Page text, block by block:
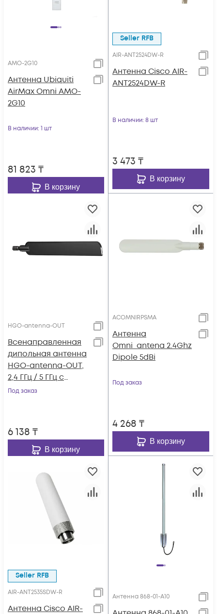
AMO-2G10
Антенна Ubiquiti
AirMax Omni AMO-
2G10
В наличии: 1 шт
81 823 ₸
В корзину
Seller RFB
AIR-ANT2524DW-R
Антенна Cisco AIR-
ANT2524DW-R
В наличии: 8 шт
3 473 ₸
В корзину
HGO-antenna-OUT
Всенаправленная
дипольная антенна
HGO-antenna-OUT,
2,4 ГГц / 5 ГГц с
разъемами RP-SMA
Под заказ
6 138 ₸
В корзину
ACOMNIRPSMA
Антенна
Omni_antena 2.4Ghz
Dipole 5dBi
Под заказ
4 268 ₸
В корзину
Seller RFB
AIR-ANT2535SDW-R
Антенна Cisco AIR-
Антенна 868-01-А10